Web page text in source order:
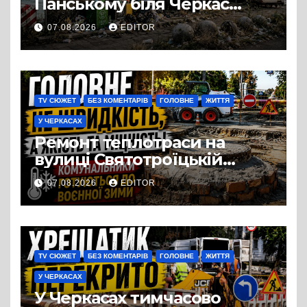
перетворився на занедбане
сміттєзвалище
07.08.2026 EDITOR
TV СЮЖЕТ БЕЗ КОМЕНТАРІВ ГОЛОВНЕ ЖИТТЯ
У ЧЕРКАСАХ
Ремонт теплотраси на
вулиці Святотроїцькій
затягнувся порівняно із
запланованими термінами.
Вулицю досі не відкрили
для руху
07.08.2026 EDITOR
TV СЮЖЕТ БЕЗ КОМЕНТАРІВ ГОЛОВНЕ ЖИТТЯ
У ЧЕРКАСАХ
У Черкасах тимчасово